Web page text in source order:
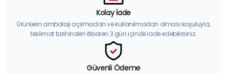
Kolay İade
Ürünlerin ambalajı açılmadan ve kullanılmadan olması koşuluyla,
teslimat tarihinden itibaren 3 gün içinde iade edebilirsiniz.
Güvenli Ödeme